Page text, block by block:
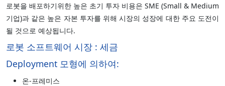
로봇을 배포하기위한 높은 초기 투자 비용은 SME (Small & Medium
기업)과 같은 높은 자본 투자를 위해 시장의 성장에 대한 주요 도전이
될 것으로 예상됩니다.
로봇 소프트웨어 시장 : 세금
Deployment 모형에 의하여:
온-프레미스